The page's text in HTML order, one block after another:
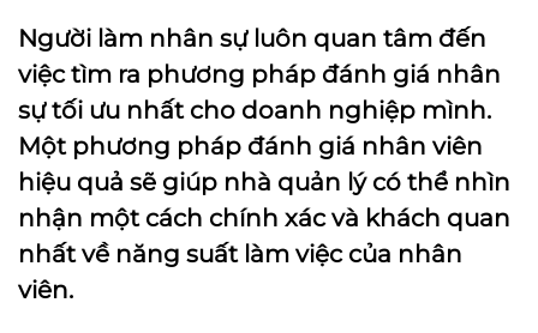
Người làm nhân sự luôn quan tâm đến
việc tìm ra phương pháp đánh giá nhân
sự tối ưu nhất cho doanh nghiệp mình.
Một phương pháp đánh giá nhân viên
hiệu quả sẽ giúp nhà quản lý có thể nhìn
nhận một cách chính xác và khách quan
nhất về năng suất làm việc của nhân
viên.